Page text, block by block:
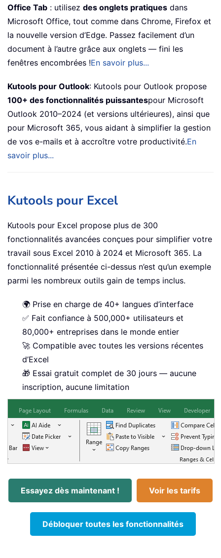
Office Tab : utilisez des onglets pratiques dans
Microsoft Office, tout comme dans Chrome, Firefox et
la nouvelle version d’Edge. Passez facilement d’un
document à l’autre grâce aux onglets — fini les
fenêtres encombrées !En savoir plus...
Kutools pour Outlook: Kutools pour Outlook propose
100+ des fonctionnalités puissantespour Microsoft
Outlook 2010–2024 (et versions ultérieures), ainsi que
pour Microsoft 365, vous aidant à simplifier la gestion
de vos e-mails et à accroître votre productivité.En
savoir plus...
Kutools pour Excel
Kutools pour Excel propose plus de 300
fonctionnalités avancées conçues pour simplifier votre
travail sous Excel 2010 à 2024 et Microsoft 365. La
fonctionnalité présentée ci-dessus n’est qu’un exemple
parmi les nombreux outils gain de temps inclus.
🌍 Prise en charge de 40+ langues d’interface
✅ Fait confiance à 500,000+ utilisateurs et
80,000+ entreprises dans le monde entier
🚀 Compatible avec toutes les versions récentes
d’Excel
🎁 Essai gratuit complet de 30 jours — aucune
inscription, aucune limitation
Essayez dès maintenant ! Voir les tarifs
Débloquer toutes les fonctionnalités